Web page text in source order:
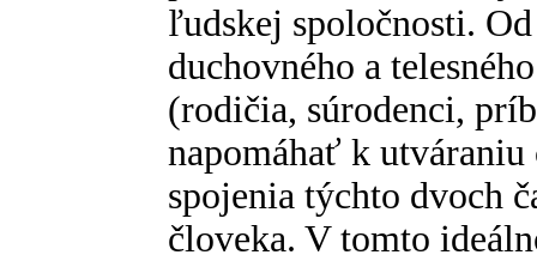
ľudskej spoločnosti.
duchovného a
(rodičia, súrodenci,
napomáhať k
spojenia týchto dvoch
človeka. V tomto